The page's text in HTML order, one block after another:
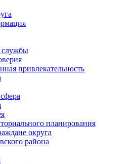
службы
привлекательность
планирования
округа
района